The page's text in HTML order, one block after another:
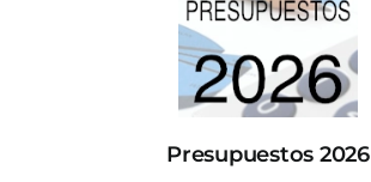
Presupuestos 2026